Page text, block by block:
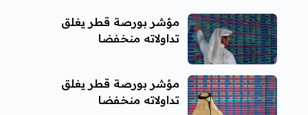
مؤشر بورصة قطر يغلق
تداولاته منخفضا
مؤشر بورصة قطر يغلق
تداولاته منخفضا